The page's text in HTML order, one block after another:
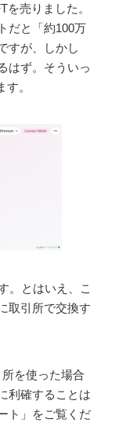
売りました。
だと「約100万
すが、しかし
はず。そういっ
。
。とはいえ、こ
取引所で交換す
を使った場合
利確することは
ト」をご覧くだ